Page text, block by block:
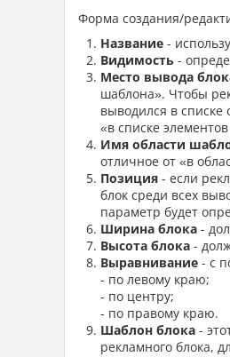
Форма создания/
Название -
Видимость -
Место вывода
шаблона». Чтобы
выводился в
«в списке
Имя области
отличное от «в
Позиция - если
блок среди всех
параметр будет
Ширина блока -
Высота блока -
Выравнивание - с
- по левому краю;
- по центру;
- по правому краю.
Шаблон блока -
рекламного блока,